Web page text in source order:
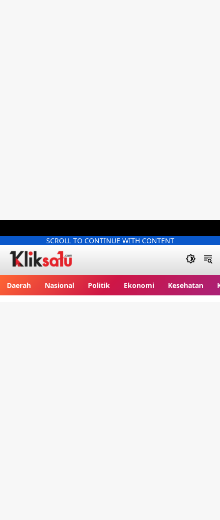
SCROLL TO CONTINUE WITH CONTENT
Daerah Nasional Politik Ekonomi Kesehatan